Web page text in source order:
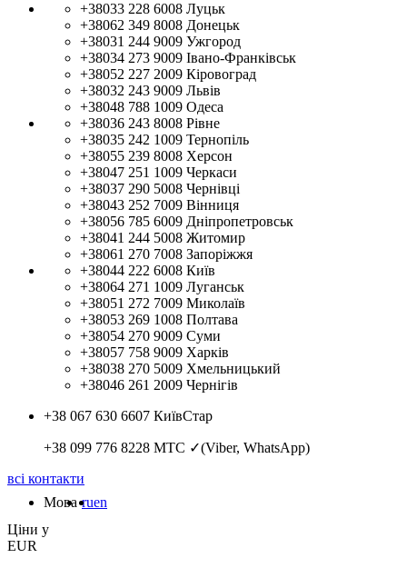
+38033 228 6008 Луцьк
+38062 349 8008 Донецьк
+38031 244 9009 Ужгород
+38034 273 9009 Івано-Франківськ
+38052 227 2009 Кіровоград
+38032 243 9009 Львів
+38048 788 1009 Одеса
+38036 243 8008 Рівне
+38035 242 1009 Тернопіль
+38055 239 8008 Херсон
+38047 251 1009 Черкаси
+38037 290 5008 Чернівці
+38043 252 7009 Вінниця
+38056 785 6009 Дніпропетровськ
+38041 244 5008 Житомир
+38061 270 7008 Запоріжжя
+38044 222 6008 Київ
+38064 271 1009 Луганськ
+38051 272 7009 Миколаїв
+38053 269 1008 Полтава
+38054 270 9009 Суми
+38057 758 9009 Харків
+38038 270 5009 Хмельницький
+38046 261 2009 Чернігів
+38 067 630 6607 КиївСтар
+38 099 776 8228 МТС ✓(Viber, WhatsApp)
всі контакти
Мова ruen
Цiни у
EUR